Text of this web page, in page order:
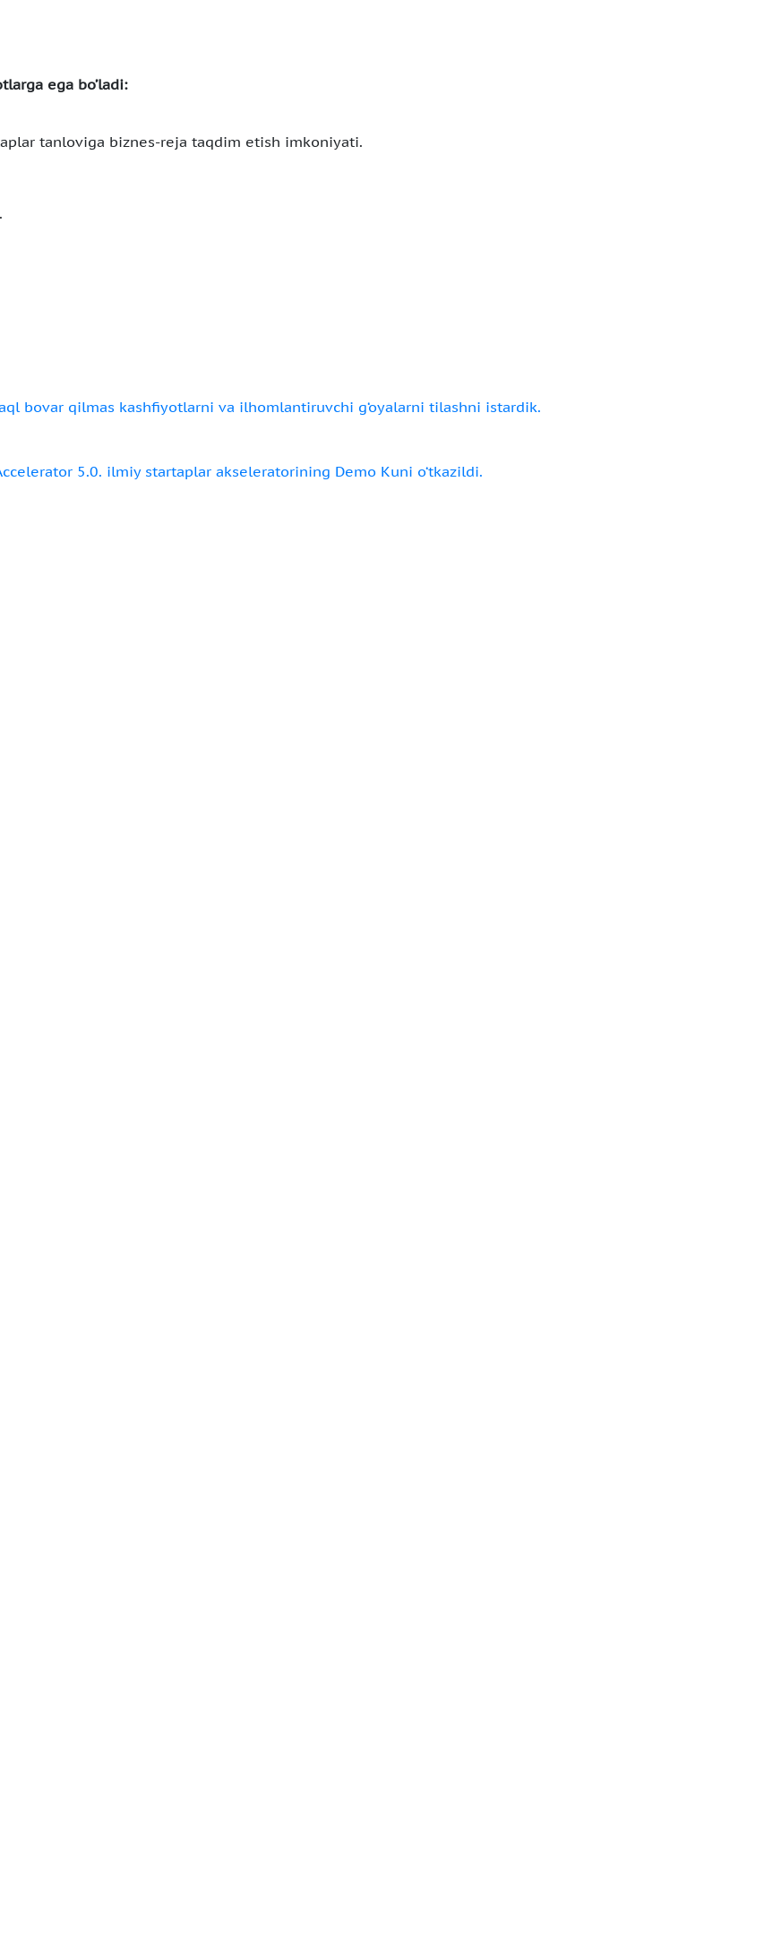
ega bo’ladi:
tanloviga biznes-reja taqdim etish imkoniyati.
bovar qilmas kashfiyotlarni va ilhomlantiruvchi g‘oyalarni tilashni istardik.
5.0. ilmiy startaplar akseleratorining Demo Kuni o‘tkazildi.